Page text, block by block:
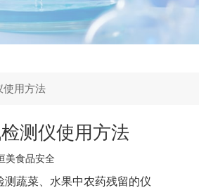
使用方法
测仪使用方法
美食品安全
蔬菜、水果中农药残留的仪